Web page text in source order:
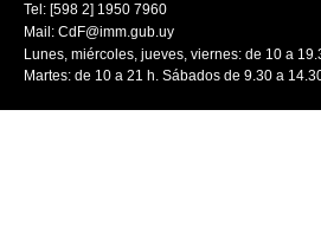
Tel: [598 2] 1950 7960
Mail: CdF@imm.gub.uy
Lunes, miércoles, jueves, viernes: de 10 a
Martes: de 10 a 21 h. Sábados de 9.30 a